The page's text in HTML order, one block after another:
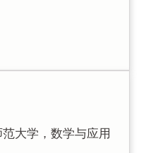
大学，数学与应用